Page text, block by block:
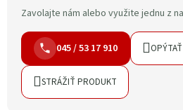
Zavolajte nám alebo využite jednu z
045 / 53 17 910
STRÁŽIŤ PRODUKT